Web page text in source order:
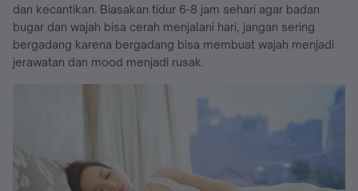
dan kecantikan. Biasakan tidur 6-8 jam sehari agar badan
bugar dan wajah bisa cerah menjalani hari, jangan sering
bergadang karena bergadang bisa membuat wajah menjadi
jerawatan dan mood menjadi rusak.